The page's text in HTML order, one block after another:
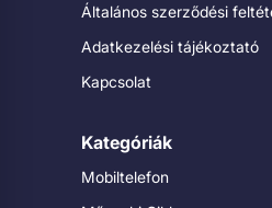
Általános szerződési
Adatkezelési tájékoztató
Kapcsolat
Kategóriák
Mobiltelefon